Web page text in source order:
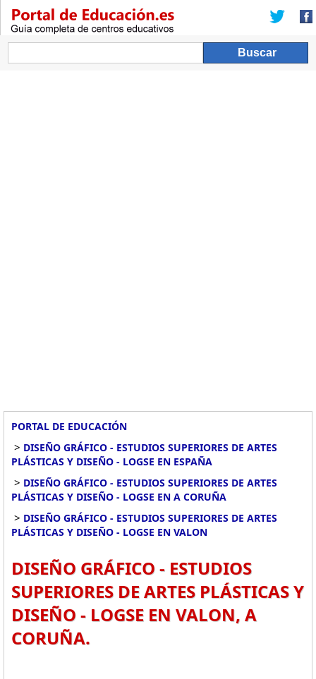
PORTAL DE EDUCACIÓN
> DISEÑO GRÁFICO - ESTUDIOS SUPERIORES DE ARTES
PLÁSTICAS Y DISEÑO - LOGSE EN ESPAÑA
> DISEÑO GRÁFICO - ESTUDIOS SUPERIORES DE ARTES
PLÁSTICAS Y DISEÑO - LOGSE EN A CORUÑA
> DISEÑO GRÁFICO - ESTUDIOS SUPERIORES DE ARTES
PLÁSTICAS Y DISEÑO - LOGSE EN VALON
DISEÑO GRÁFICO - ESTUDIOS
SUPERIORES DE ARTES PLÁSTICAS Y
DISEÑO - LOGSE EN VALON, A
CORUÑA.